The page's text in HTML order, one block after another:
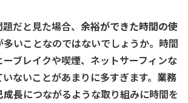
だと見た場合、 余裕ができた時間の使
多いことなのではないでしょうか。時間
ブレイクや喫煙、ネットサーフィンな
ないことがあまりに多すぎます。 業務
成長につながるような取り組みに時間を